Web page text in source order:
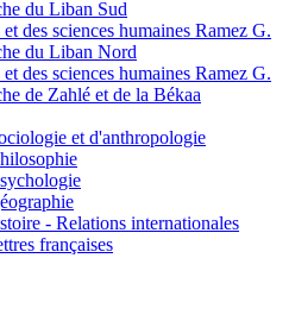
du Liban Sud
des sciences humaines Ramez G.
du Liban Nord
des sciences humaines Ramez G.
de Zahlé et de la Békaa
et d'anthropologie
- Relations internationales
françaises